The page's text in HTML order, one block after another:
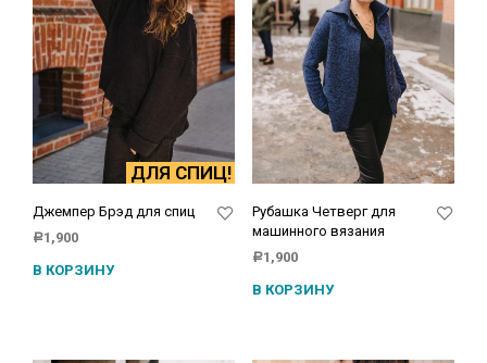
ДЛЯ СПИЦ!
Джемпер Брэд для спиц
Р1,900
В КОРЗИНУ
Рубашка Четверг для
машинного вязания
Р1,900
В КОРЗИНУ